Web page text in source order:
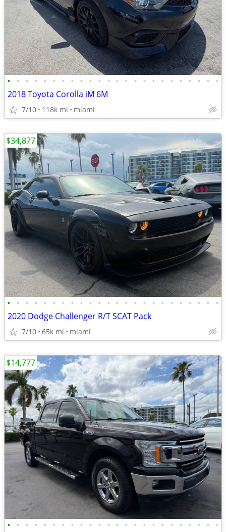
• • • • • • • • • • • • • • • • • • • • • • • •
2018 Toyota Corolla iM 6M
7/10 118k mi miami
• • • • • • • • • • • • • • • • • • • • • • • •
2020 Dodge Challenger R/T SCAT Pack
7/10 65k mi miami
$34,877
• • • • • • • • • • • • • • • • • • • • • • • •
$14,777